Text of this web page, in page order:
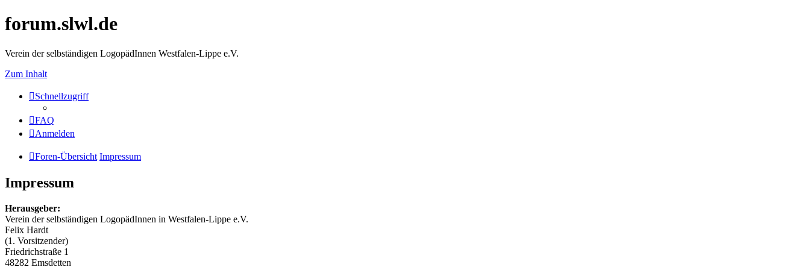
forum.slwl.de
Verein der selbständigen LogopädInnen Westfalen-Lippe e.V.
Zum Inhalt
Schnellzugriff
FAQ
Anmelden
Foren-Übersicht Impressum
Impressum
Herausgeber:
Verein der selbständigen LogopädInnen in Westfalen-Lippe e.V.
Felix Hardt
(1. Vorsitzender)
Friedrichstraße 1
48282 Emsdetten